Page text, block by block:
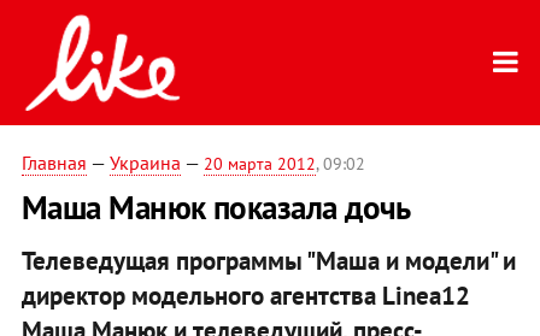
Главная — Украина — 20 марта 2012, 09:02
Маша Манюк показала дочь
Телеведущая программы "Маша и модели" и
директор модельного агентства Linea12